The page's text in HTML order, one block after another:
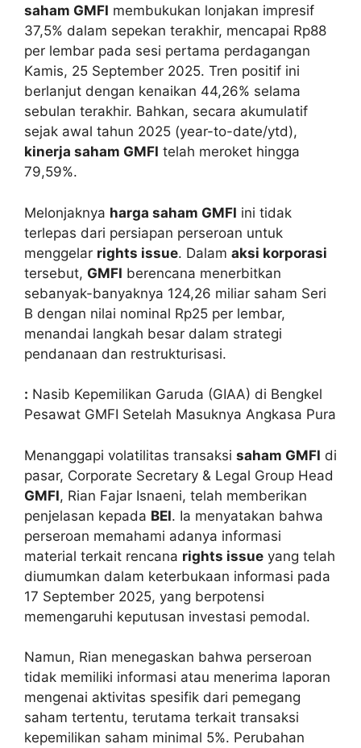
saham GMFI membukukan lonjakan impresif
37,5% dalam sepekan terakhir, mencapai Rp88
per lembar pada sesi pertama perdagangan
Kamis, 25 September 2025. Tren positif ini
berlanjut dengan kenaikan 44,26% selama
sebulan terakhir. Bahkan, secara akumulatif
sejak awal tahun 2025 (year-to-date/ytd),
kinerja saham GMFI telah meroket hingga
79,59%.
Melonjaknya harga saham GMFI ini tidak
terlepas dari persiapan perseroan untuk
menggelar rights issue. Dalam aksi korporasi
tersebut, GMFI berencana menerbitkan
sebanyak-banyaknya 124,26 miliar saham Seri
B dengan nilai nominal Rp25 per lembar,
menandai langkah besar dalam strategi
pendanaan dan restrukturisasi.
: Nasib Kepemilikan Garuda (GIAA) di Bengkel
Pesawat GMFI Setelah Masuknya Angkasa Pura
Menanggapi volatilitas transaksi saham GMFI di
pasar, Corporate Secretary & Legal Group Head
GMFI, Rian Fajar Isnaeni, telah memberikan
penjelasan kepada BEI. Ia menyatakan bahwa
perseroan memahami adanya informasi
material terkait rencana rights issue yang telah
diumumkan dalam keterbukaan informasi pada
17 September 2025, yang berpotensi
memengaruhi keputusan investasi pemodal.
Namun, Rian menegaskan bahwa perseroan
tidak memiliki informasi atau menerima laporan
mengenai aktivitas spesifik dari pemegang
saham tertentu, terutama terkait transaksi
kepemilikan saham minimal 5%. Perubahan